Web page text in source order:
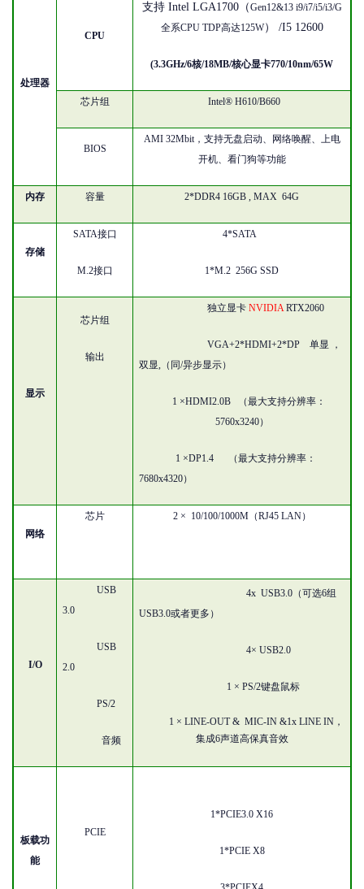
处理器
CPU
支持 Intel LGA1700（Gen12&13 i9/i7/i5/i3/G
全系CPU TDP高达125W） /I5 12600
(3.3GHz/6核/18MB/核心显卡770/10nm/65W
芯片组 Intel® H610/B660
BIOS
AMI 32Mbit，支持无盘启动、网络唤醒、上电
开机、看门狗等功能
内存 容量 2*DDR4 16GB , MAX 64G
存储
SATA接口
M.2接口
4*SATA
1*M.2 256G SSD
显示
芯片组
输出
独立显卡 NVIDIARTX2060
VGA+2*HDMI+2*DP 单显 ，
双显,（同/异步显示）
1 ×HDMI2.0B （最大支持分辨率：
5760x3240）
1 ×DP1.4 （最大支持分辨率：
7680x4320）
网络
芯片 2 × 10/100/1000M（RJ45 LAN）
I/O
USB
3.0
USB
2.0
PS/2
音频
4x USB3.0（可选6组
USB3.0或者更多）
4× USB2.0
1 × PS/2键盘鼠标
1 × LINE-OUT & MIC-IN &1x LINE IN，
集成6声道高保真音效
板载功
能
PCIE
1*PCIE3.0 X16
1*PCIE X8